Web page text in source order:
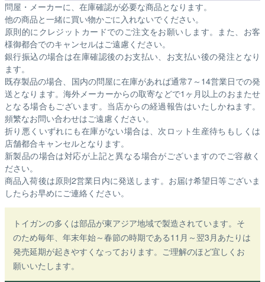
問屋・メーカーに、在庫確認が必要な商品となります。
他の商品と一緒に買い物かごに入れないでください。
原則的にクレジットカードでのご注文をお願いします。また、お客
様御都合でのキャンセルはご遠慮ください。
銀行振込の場合は在庫確認後のお支払い、お支払い後の発注となり
ます。
既存製品の場合、国内の問屋に在庫があれば通常7～14営業日での発
送となります。海外メーカーからの取寄などで1ヶ月以上のおまたせ
となる場合もございます。 当店からの経過報告はいたしかねます。
頻繁なお問い合わせはご遠慮ください。
折り悪くいずれにも在庫がない場合は、次ロット生産待ちもしくは
店舗都合キャンセルとなります。
新製品の場合は対応が上記と異なる場合がございますのでご容赦く
ださい。
商品入荷後は原則2営業日内に発送します。お届け希望日等ございま
したらお早めにご連絡ください。
トイガンの多くは部品が東アジア地域で製造されています。そ
のため毎年、年末年始～春節の時期である11月～翌3月あたりは
発売延期が起きやすくなっております。ご理解のほど宜しくお
願いいたします。